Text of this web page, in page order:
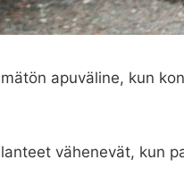
apuväline, kun
vähenevät, kun